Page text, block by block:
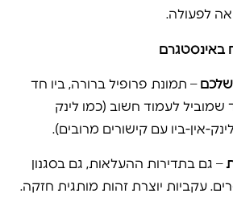
לפעולה.
באינסטגרם
שלכם – תמונת פרופיל ברורה, ביו חד
שמוביל לעמוד חשוב (כמו לינק
אין-ביו עם קישורים מרובים).
– גם בתדירות ההעלאות, גם בסגנון
עקביות יוצרת זהות מותגית חזקה.